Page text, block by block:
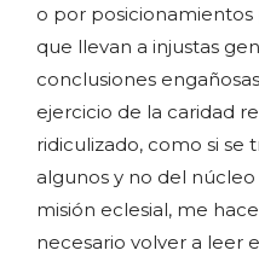
o por
que llevan a injustas
conclusiones
ejercicio de la caridad
ridiculizado, como si se
algunos y no del
misión eclesial, me
necesario volver a leer